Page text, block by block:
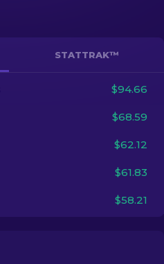
STATTRAK™
$94.66
$68.59
$62.12
$61.83
$58.21